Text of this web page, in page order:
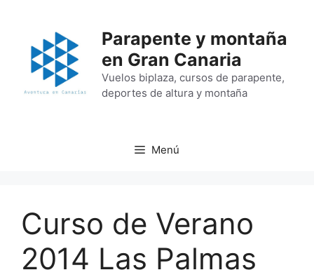
contenido
Parapente y montaña
en Gran Canaria
Vuelos biplaza, cursos de parapente,
deportes de altura y montaña
Menú
Curso de Verano
2014 Las Palmas